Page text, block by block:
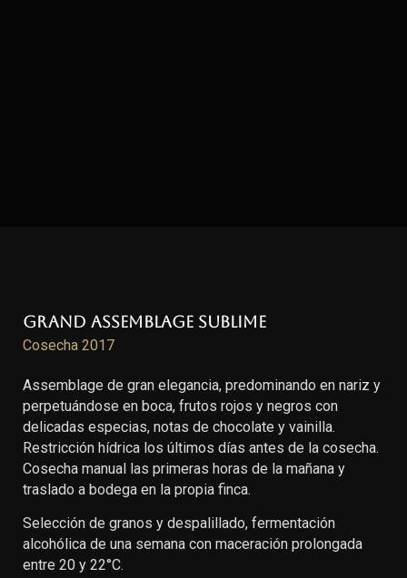
Grand Assemblage Sublime
Cosecha 2017
Assemblage de gran elegancia, predominando en nariz y
perpetuándose en boca, frutos rojos y negros con
delicadas especias, notas de chocolate y vainilla.
Restricción hídrica los últimos días antes de la cosecha.
Cosecha manual las primeras horas de la mañana y
traslado a bodega en la propia finca.
Selección de granos y despalillado, fermentación
alcohólica de una semana con maceración prolongada
entre 20 y 22°C.